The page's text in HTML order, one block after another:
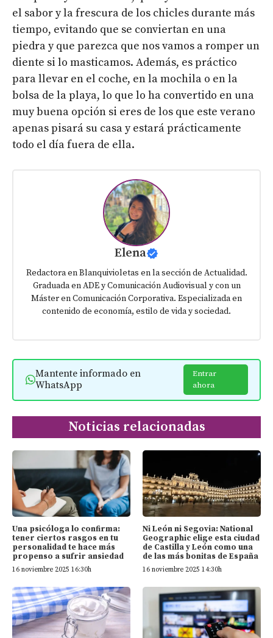
el sabor y la frescura de los chicles durante más
tiempo, evitando que se conviertan en una
piedra y que parezca que nos vamos a romper un
diente si lo masticamos. Además, es práctico
para llevar en el coche, en la mochila o en la
bolsa de la playa, lo que lo ha convertido en una
muy buena opción si eres de los que este verano
apenas pisará su casa y estará prácticamente
todo el día fuera de ella.
Elena
Redactora en Blanquivioletas en la sección de Actualidad.
Graduada en ADE y Comunicación Audiovisual y con un
Máster en Comunicación Corporativa. Especializada en
contenido de economía, estilo de vida y sociedad.
Mantente informado en
WhatsApp
Entrar
ahora
Noticias relacionadas
Una psicóloga lo confirma:
tener ciertos rasgos en tu
personalidad te hace más
propenso a sufrir ansiedad
16 noviembre 2025 16:30h
Ni León ni Segovia: National
Geographic elige esta ciudad
de Castilla y León como una
de las más bonitas de España
16 noviembre 2025 14:30h